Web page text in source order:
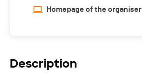
Homepage of the organiser
Description